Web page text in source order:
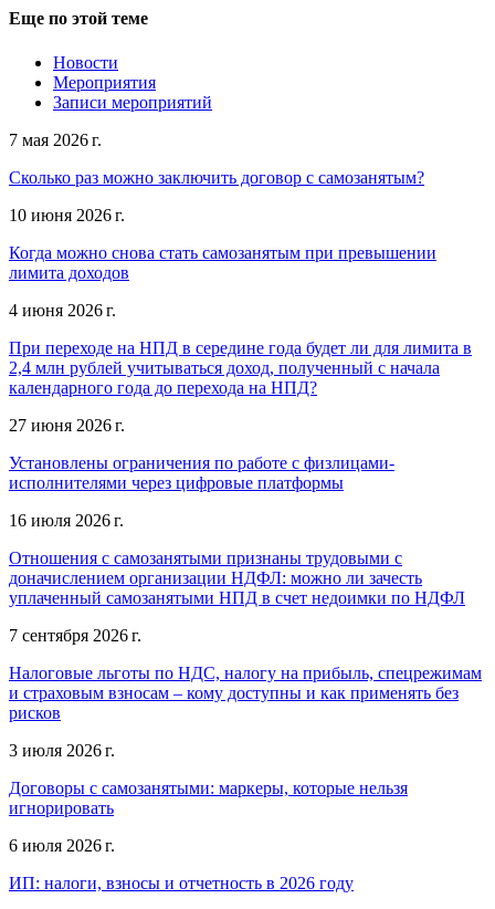
Еще по этой теме
Новости
Мероприятия
Записи мероприятий
7 мая 2026 г.
Сколько раз можно заключить договор с самозанятым?
10 июня 2026 г.
Когда можно снова стать самозанятым при превышении
лимита доходов
4 июня 2026 г.
При переходе на НПД в середине года будет ли для лимита в
2,4 млн рублей учитываться доход, полученный с начала
календарного года до перехода на НПД?
27 июня 2026 г.
Установлены ограничения по работе с физлицами-
исполнителями через цифровые платформы
16 июля 2026 г.
Отношения с самозанятыми признаны трудовыми с
доначислением организации НДФЛ: можно ли зачесть
уплаченный самозанятыми НПД в счет недоимки по НДФЛ
7 сентября 2026 г.
Налоговые льготы по НДС, налогу на прибыль, спецрежимам
и страховым взносам – кому доступны и как применять без
рисков
3 июля 2026 г.
Договоры с самозанятыми: маркеры, которые нельзя
игнорировать
6 июля 2026 г.
ИП: налоги, взносы и отчетность в 2026 году